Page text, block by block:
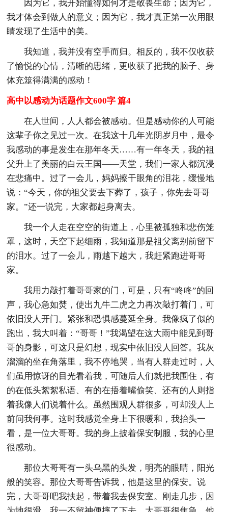
因为它，我开始懂得如何才是敬畏生命；因为它，
我才体会到做人的意义；因为它，我才真正第一次用眼
睛发现了生活中的美。
我知道，我并没有空手而归。相反的，我不仅收获
了愉悦的心情，清晰的思绪，更收获了把我的脑子、身
体充筮得满满的感动！
高中以感动为话题作文600字 篇4
在人世间，人人都会被感动。但是感动你的人可能
这辈子你之见过一次。在我这十几年光阴岁月中，最令
我感动的事是发生在那年冬天……有一年冬天，我的祖
父升上了美丽的白云王国——天堂，我们一家人都沉浸
在悲痛中。过了一会儿，妈妈擦干眼角的泪花，缓慢地
说：“今天，你的祖父要去下葬了，孩子，你先去哥哥
家。”还一说完，大家都起身离去。
我一个人走在空空的街道上，心里被孤独和悲伤笼
罩，这时，天空下起细雨，我知道那是祖父离别前留下
的泪水。过了一会儿，雨越下越大，我赶紧跑进哥哥
家。
我用力敲打着哥哥家的门，可是，只有“咚咚”的回
声，我心急如焚，使出九牛二虎之力再次敲打着门，可
依旧没人开门。紧张和恐惧感蔓延全身。我像疯了似的
跑出，我大叫着：“哥哥！”我渴望在这大雨中能见到哥
哥的身影，可这只是幻想，现实中依旧没人回答。我灰
溜溜的坐在角落里，我不停地哭，当有人群走过时，人
们虽用惊讶的目光看着我，可随后人们就把我围住，有
的在低头絮絮私语、有的在捂着嘴偷笑、还有的人则指
着我像人们说着什么。虽然围观人群很多，可却没人上
前问我何事。这时我感觉全身上下很暖和，我抬头一
看，是一位大哥哥。我的身上披着保安制服，我的心里
很感动。
那位大哥哥有一头乌黑的头发，明亮的眼睛，阳光
般的笑容。那位大哥哥告诉我，他是这里的保安。说
完，大哥哥吧我扶起，带着我去保安室。刚走几步，因